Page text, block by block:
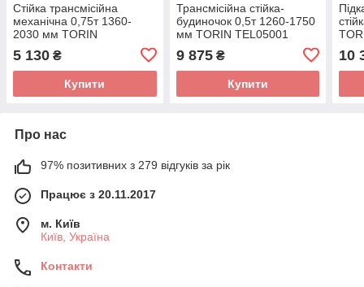
Стійка трансмісійна
механічна 0,75т 1360-
2030 мм TORIN
5 130 ₴
Купити
Трансмісійна стійка-
будиночок 0,5т 1260-1750
мм TORIN TEL05001
9 875₴
Купити
10
Про нас
97% позитивних з 279 відгуків за рік
Працює з 20.11.2017
м. Київ
Київ, Україна
Контакти